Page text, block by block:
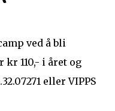
ved å bli
kr 110,- i året og
eller VIPPS